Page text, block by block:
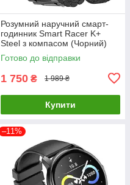
Розумний наручний смарт-
годинник Smart Racer K+
Steel з компасом (Чорний)
Готово до відправки
1 750 ₴ 1 989 ₴
Купити
–11%